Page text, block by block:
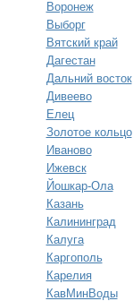
Воронеж
Выборг
Вятский край
Дагестан
Дальний восток
Дивеево
Елец
Золотое кольцо
Иваново
Ижевск
Йошкар-Ола
Казань
Калининград
Калуга
Каргополь
Карелия
КавМинВоды